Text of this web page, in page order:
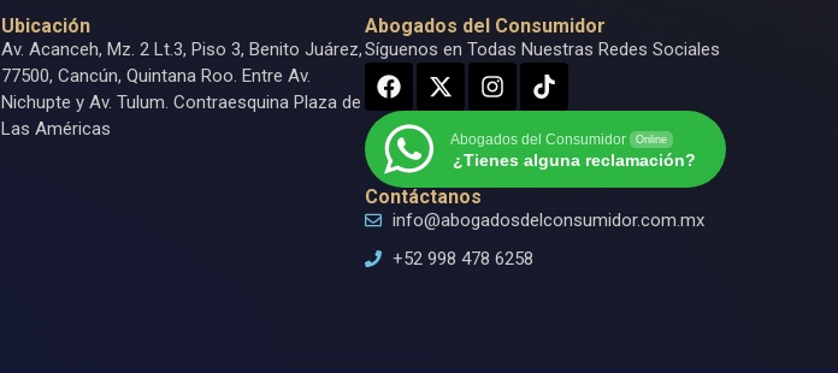
Ubicación
Av. Acanceh, Mz. 2 Lt.3, Piso 3, Benito Juárez,
77500, Cancún, Quintana Roo. Entre Av.
Nichupte y Av. Tulum. Contraesquina Plaza de
Las Américas
Abogados del Consumidor
Síguenos en Todas Nuestras Redes Sociales
Abogados del Consumidor Online
¿Tienes alguna reclamación?
Contáctanos
info@abogadosdelconsumidor.com.mx
+52 998 478 6258